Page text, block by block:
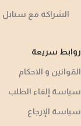
الشراكة مع سنابل
روابط سريعة
القوانين و الاحكام
سياسة إلغاء الطلب
سياسة الإرجاع